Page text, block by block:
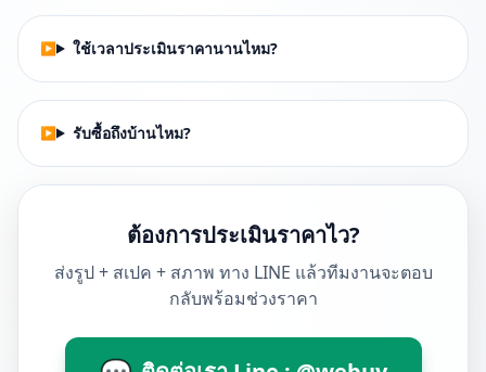
ใช้เวลาประเมินราคานานไหม?
รับซื้อถึงบ้านไหม?
ต้องการประเมินราคาไว?
ส่งรูป + สเปค + สภาพ ทาง LINE แล้วทีมงานจะตอบ
กลับพร้อมช่วงราคา